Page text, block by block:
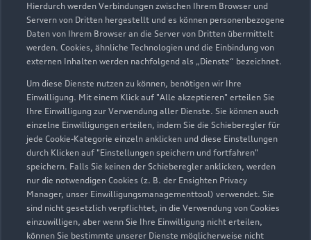
Hierdurch werden Verbindungen zwischen Ihrem Browser und
Servern von Dritten hergestellt und es können personenbezogene
Daten von Ihrem Browser an die Server von Dritten übermittelt
werden. Cookies, ähnliche Technologien und die Einbindung von
externen Inhalten werden nachfolgend als „Dienste“ bezeichnet.
Um diese Dienste nutzen zu können, benötigen wir Ihre
Einwilligung. Mit einem Klick auf "Alle akzeptieren" erteilen Sie
Ihre Einwilligung zur Verwendung aller Dienste. Sie können auch
einzelne Einwilligungen erteilen, indem Sie die Schieberegler für
jede Cookie-Kategorie einzeln anklicken und diese Einstellungen
durch Klicken auf "Einstellungen speichern und fortfahren"
speichern. Falls Sie keinen der Schieberegler anklicken, werden
nur die notwendigen Cookies (z. B. der Ensighten Privacy
Manager, unser Einwilligungsmanagementtool) verwendet. Sie
sind nicht gesetzlich verpflichtet, in die Verwendung von Cookies
einzuwilligen, aber wenn Sie Ihre Einwilligung nicht erteilen,
können Sie bestimmte unserer Dienste möglicherweise nicht
Audi Pflegemitteltasche
Sommer
Damit Ihr Audi auch im Sommer glänzt: die
passende Pflege in einer Tasche.
Zur Audi Shopping World